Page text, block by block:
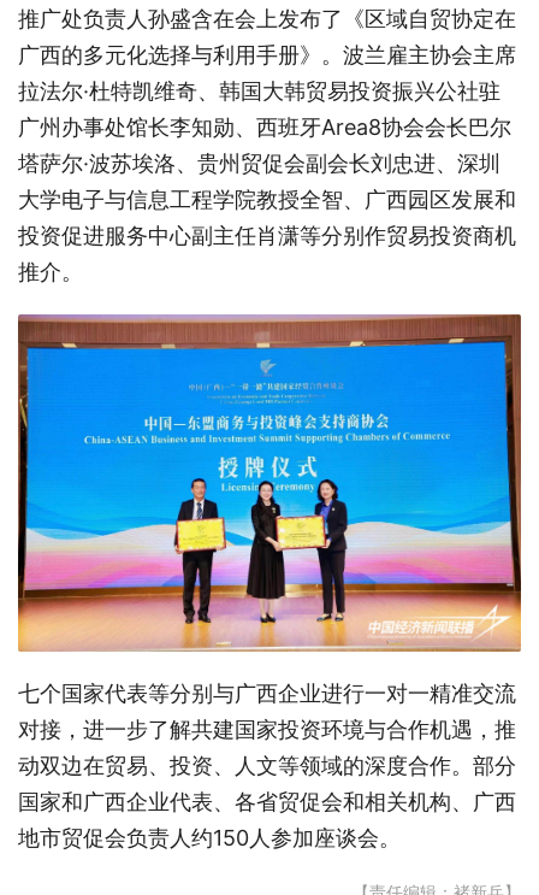
推广处负责人孙盛含在会上发布了《区域自贸协定在
广西的多元化选择与利用手册》。波兰雇主协会主席
拉法尔·杜特凯维奇、韩国大韩贸易投资振兴公社驻
广州办事处馆长李知勋、西班牙Area8协会会长巴尔
塔萨尔·波苏埃洛、贵州贸促会副会长刘忠进、深圳
大学电子与信息工程学院教授全智、广西园区发展和
投资促进服务中心副主任肖潇等分别作贸易投资商机
推介。
七个国家代表等分别与广西企业进行一对一精准交流
对接，进一步了解共建国家投资环境与合作机遇，推
动双边在贸易、投资、人文等领域的深度合作。部分
国家和广西企业代表、各省贸促会和相关机构、广西
地市贸促会负责人约150人参加座谈会。